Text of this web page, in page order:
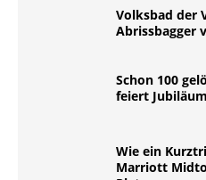
Volksbad der
Abrissbagger
Schon 100
feiert Jubiläum
Wie ein
Marriott